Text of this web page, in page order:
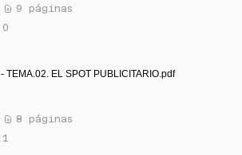
9 páginas
0
- TEMA.02. EL SPOT PUBLICITARIO.pdf
8 páginas
1